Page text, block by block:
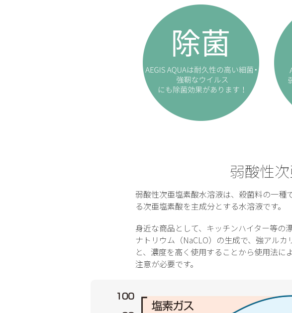
弱酸性
弱酸性次亜塩素酸水溶液は、殺菌料の一
る次亜塩素酸を主成分とする水溶液です。
身近な商品として、キッチンハイター等
ナトリウム（NaCLO）の生成で、強アル
と、濃度を高く使用することから使用法
注意が必要です。